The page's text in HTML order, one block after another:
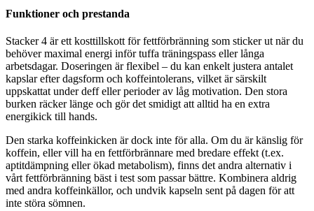
Funktioner och prestanda
Stacker 4 är ett kosttillskott för fettförbränning som sticker ut när du
behöver maximal energi inför tuffa träningspass eller långa
arbetsdagar. Doseringen är flexibel – du kan enkelt justera antalet
kapslar efter dagsform och koffeintolerans, vilket är särskilt
uppskattat under deff eller perioder av låg motivation. Den stora
burken räcker länge och gör det smidigt att alltid ha en extra
energikick till hands.
Den starka koffeinkicken är dock inte för alla. Om du är känslig för
koffein, eller vill ha en fettförbrännare med bredare effekt (t.ex.
aptitdämpning eller ökad metabolism), finns det andra alternativ i
vårt fettförbränning bäst i test som passar bättre. Kombinera aldrig
med andra koffeinkällor, och undvik kapseln sent på dagen för att
inte störa sömnen.